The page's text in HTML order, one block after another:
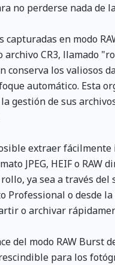
no perderse nada de
capturadas en modo
archivo CR3, llamado
conserva los valiosos
automático. Esta
gestión de sus
extraer fácilmente
JPEG, HEIF o RAW
ya sea a través del
Professional o desde
o archivar
del modo RAW Burst
para los